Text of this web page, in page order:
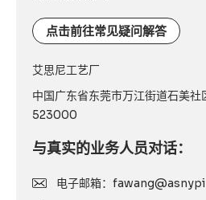
点击前往常见疑问解答
艾思尼工艺厂
中国广东省东莞市万江街道石美社
523000
与真实的业务人员对话：
电子邮箱：